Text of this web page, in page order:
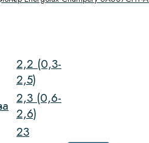
2,2 (0,3-
2,5)
2,3 (0,6-
2,6)
23